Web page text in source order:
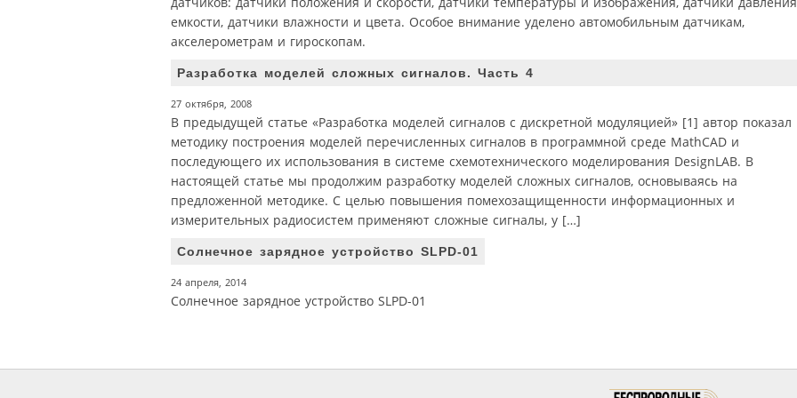
емкости, датчики влажности и цвета. Особое внимание уделено автомобильным датчикам,
акселерометрам и гироскопам.
Разработка моделей сложных сигналов. Часть 4
27 октября, 2008
В предыдущей статье «Разработка моделей сигналов c дискретной модуляцией» [1] автор показал
методику построения моделей перечисленных сигналов в программной среде MathCAD и
последующего их использования в системе схемотехнического моделирования DesignLAB. В
настоящей статье мы продолжим разработку моделей сложных сигналов, основываясь на
предложенной методике. С целью повышения помехозащищенности информационных и
измерительных радиосистем применяют сложные сигналы, у […]
Солнечное зарядное устройство SLPD-01
24 апреля, 2014
Солнечное зарядное устройство SLPD-01